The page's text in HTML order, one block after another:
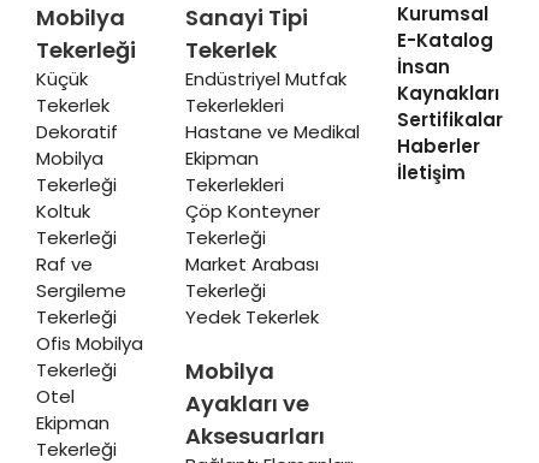
Mobilya
Tekerleği
Küçük
Tekerlek
Dekoratif
Mobilya
Tekerleği
Koltuk
Tekerleği
Raf ve
Sergileme
Tekerleği
Ofis Mobilya
Tekerleği
Otel
Ekipman
Tekerleği
Sanayi Tipi
Tekerlek
Endüstriyel Mutfak
Tekerlekleri
Hastane ve Medikal
Ekipman
Tekerlekleri
Çöp Konteyner
Tekerleği
Market Arabası
Tekerleği
Yedek Tekerlek
Mobilya
Ayakları ve
Aksesuarları
Kurumsal
E-Katalog
İnsan
Kaynakları
Sertifikalar
Haberler
İletişim